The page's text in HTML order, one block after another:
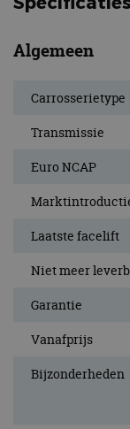
Algemeen
Carrosserietype
Transmissie
Euro NCAP
Laatste facelift
Niet meer
Garantie
Vanafprijs
Bijzonderheden